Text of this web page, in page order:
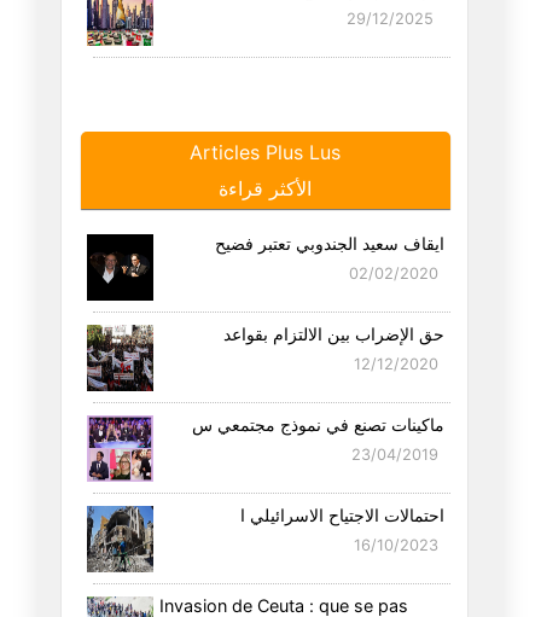
29/12/2025
Articles Plus Lus
الأكثر قراءة
ايقاف سعيد الجندوبي تعتبر فضيح
02/02/2020
حق الإضراب بين الالتزام بقواعد
12/12/2020
ماكينات تصنع في نموذج مجتمعي س
23/04/2019
احتمالات الاجتياح الاسرائيلي ا
16/10/2023
Invasion de Ceuta : que se pas